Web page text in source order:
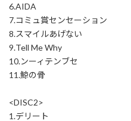
6.AIDA
7.コミュ賞センセーション
8.スマイルあげない
9.Tell Me Why
10.ンーィテンブセ
11.鯨の骨
<DISC2>
1.デリート